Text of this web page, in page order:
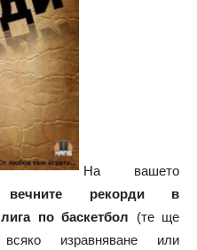
На вашето
вечните рекорди в
по баскетбол (те ще
изравняване или